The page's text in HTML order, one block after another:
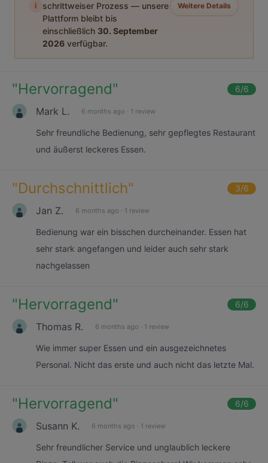
i
schrittweiser Prozess — unsere
Plattform bleibt bis
einschließlich 30. September
2026 verfügbar.
Weitere Details
"Hervorragend" 6/6
Mark L. 6 months ago · 1 review
Sehr freundliche Bedienung, sehr gepflegtes Restaurant
und äußerst leckeres Essen.
"Durchschnittlich" 3/6
Jan Z. 6 months ago · 1 review
Bedienung war ein bisschen durcheinander. Essen hat
sehr stark angefangen und leider auch sehr stark
nachgelassen
"Hervorragend" 6/6
Thomas R. 6 months ago · 1 review
Wie immer super Essen und ein ausgezeichnetes
Personal. Nicht das erste und auch nicht das letzte Mal.
"Hervorragend" 6/6
Susann K. 6 months ago · 1 review
Sehr freundlicher Service und unglaublich leckere